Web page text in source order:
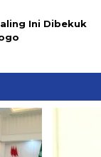
Ini Dibekuk